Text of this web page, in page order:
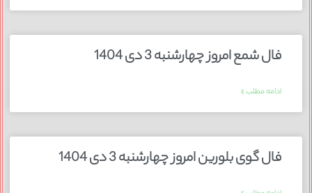
فال شمع امروز چهارشنبه 3 دی 1404
ادامه مطلب »
فال گوی بلورین امروز چهارشنبه 3 دی 1404